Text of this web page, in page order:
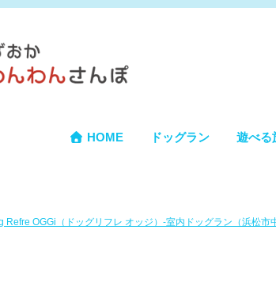
HOME ドッグラン 遊べる
Refre OGGi（ドッグリフレ オッジ）-室内ドッグラン（浜松市